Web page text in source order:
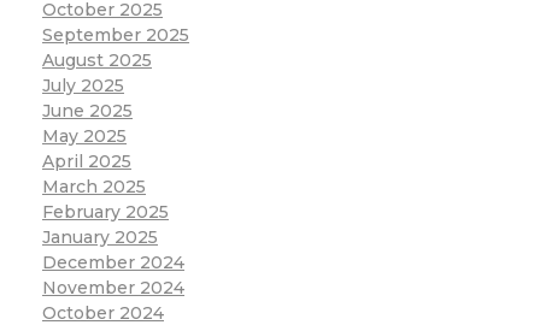
October 2025
September 2025
August 2025
July 2025
June 2025
May 2025
April 2025
March 2025
February 2025
January 2025
December 2024
November 2024
October 2024